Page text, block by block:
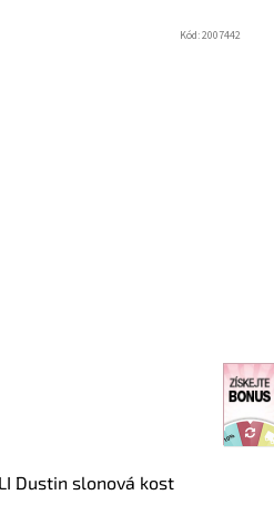
Dustin slonová kost
Kód:2007442